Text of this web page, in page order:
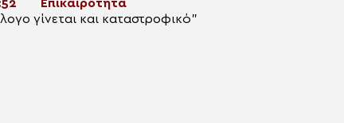
Επικαιρότητα
γίνεται και καταστροφικό”